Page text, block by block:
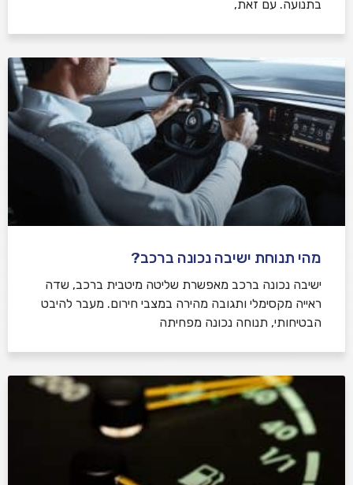
בתנועה. עם זאת,
מהי תנוחת ישיבה נכונה ברכב?
ישיבה נכונה ברכב מאפשרת שליטה מיטבית ברכב, שדה
ראייה מקסימלי ותגובה מהירה במצבי חירום. מעבר להיבט
הבטיחותי, תנוחה נכונה מפחיתה